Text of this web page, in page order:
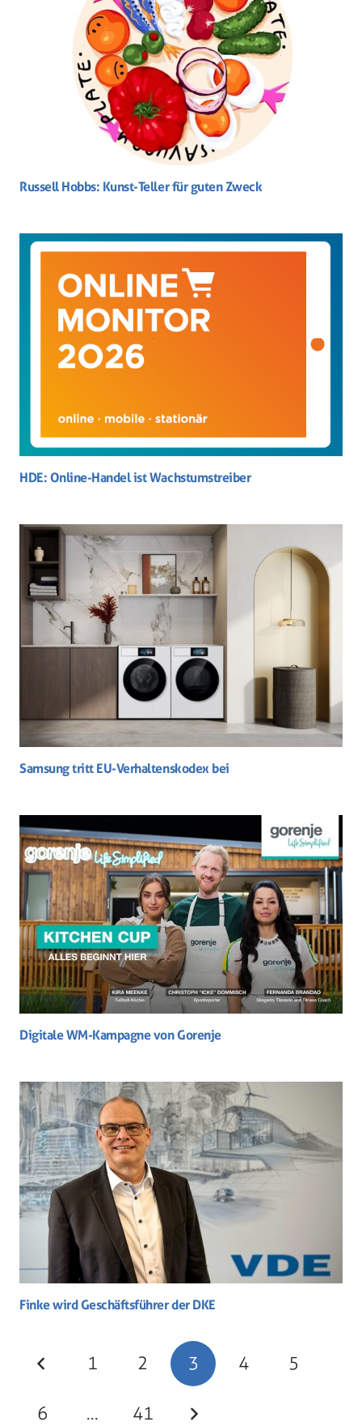
Russell Hobbs: Kunst-Teller für guten Zweck
HDE: Online-Handel ist Wachstumstreiber
Samsung tritt EU-Verhaltenskodex bei
Digitale WM-Kampagne von Gorenje
Finke wird Geschäftsführer der DKE
1 2 3 4 5
6 … 41